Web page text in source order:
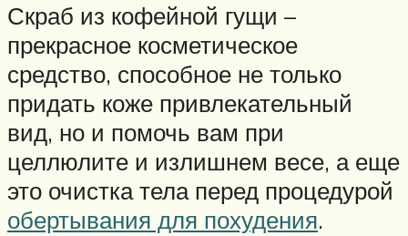
Скраб из кофейной гущи –
прекрасное косметическое
средство, способное не только
придать коже привлекательный
вид, но и помочь вам при
целлюлите и излишнем весе, а еще
это очистка тела перед процедурой
обертывания для похудения.